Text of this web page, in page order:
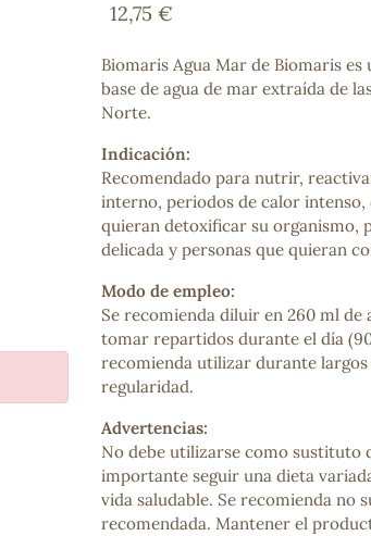
glucosa
12,75 €
Biomaris Agua Mar de Biomaris
base de agua de mar extraída de
Norte.
Indicación:
Recomendado para nutrir,
interno, periodos de calor
quieran detoxificar su organismo,
delicada y personas que quieran
Modo de empleo:
Se recomienda diluir en 260 ml de
tomar repartidos durante el día
recomienda utilizar durante
regularidad.
Advertencias:
No debe utilizarse como sustituto
importante seguir una dieta
vida saludable. Se recomienda no
recomendada. Mantener el